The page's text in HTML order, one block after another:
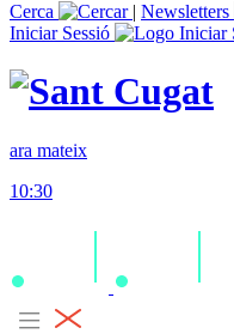
Cerca
| Newsletters
Iniciar Sessió
ara mateix
10:30